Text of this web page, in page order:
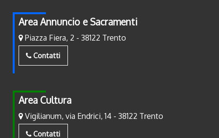
Area Annuncio e Sacramenti
Piazza Fiera, 2 - 38122 Trento
Contatti
Area Cultura
Vigilianum, via Endrici, 14 - 38122 Trento
Contatti